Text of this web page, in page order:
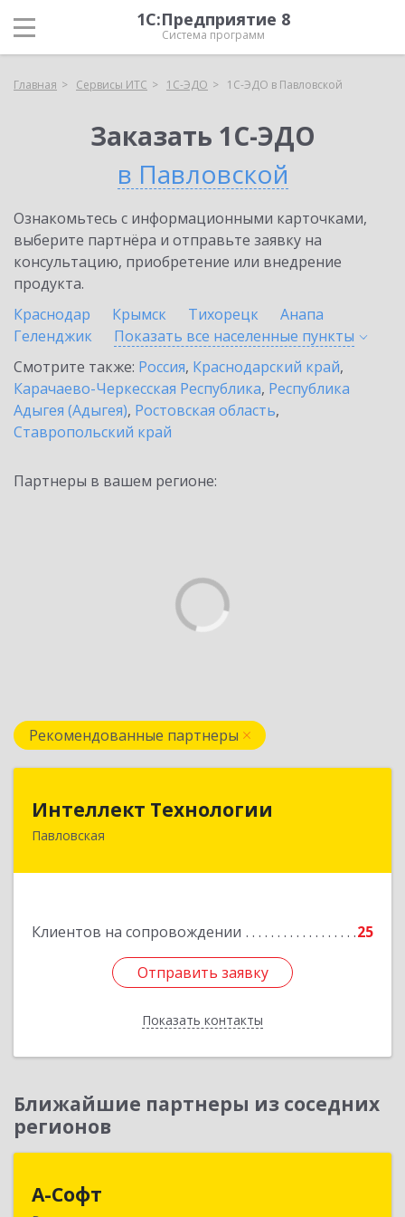
1С:Предприятие 8
Система программ
Главная Сервисы ИТС 1С-ЭДО 1С-ЭДО в Павловской
Заказать 1С-ЭДО
в Павловской
Ознакомьтесь с информационными карточками,
выберите партнёра и отправьте заявку на
консультацию, приобретение или внедрение
продукта.
Краснодар
Крымск Тихорецк
Анапа
Геленджик
Показать все населенные пункты
Смотрите также: Россия, Краснодарский край,
Карачаево-Черкесская Республика, Республика
Адыгея (Адыгея), Ростовская область,
Ставропольский край
Партнеры в вашем регионе:
Рекомендованные партнеры
Интеллект Технологии
Павловская
Клиентов на сопровождении 25
Отправить заявку
Показать контакты
352040, Краснодарский край, Павловский р-н,
Отправить заявку
Назад
Ближайшие партнеры из соседних
регионов
А-Софт